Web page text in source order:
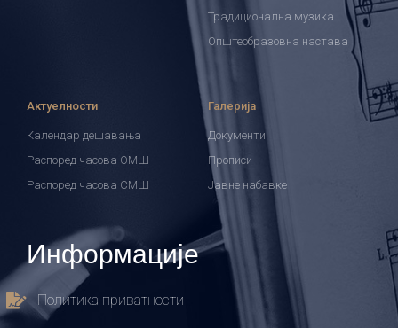
Традиционална музика
Општеобразовна настава
Актуелности
Календар дешавања
Распоред часова ОМШ
Распоред часова СМШ
Галерија
Документи
Прописи
Јавне набавке
Информације
Политика приватности